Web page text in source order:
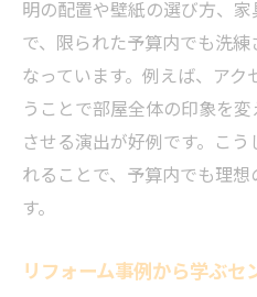
夫
費用を抑えたおし
践法
戸建てリフォーム
イント
ビフォーアフター
後悔しないリフォーム
明の配置や壁紙の選び方、
で、限られた予算内でも洗
なっています。例えば、ア
うことで部屋全体の印象を
させる演出が好例です。こ
れることで、予算内でも理
す。
リフォーム事例から学ぶセ